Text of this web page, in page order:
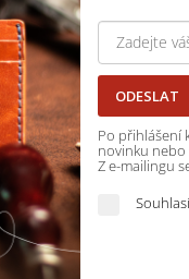
zboží může nakupující
ODESLAT
Po přihlášení
novinku nebo
Z e-mailingu